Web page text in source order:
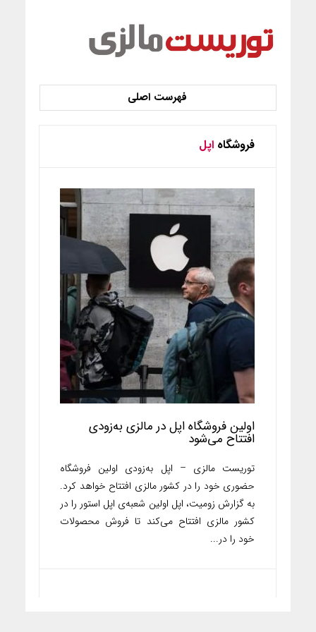
فروشگاه اپل
اولین فروشگاه اپل در مالزی به‌زودی
افتتاح می‌شود
توریست مالزی – اپل به‌زودی اولین فروشگاه
حضوری خود را در کشور مالزی افتتاح خواهد کرد.
به گزارش زومیت، اپل اولین شعبه‌ی اپل استور را در
کشور مالزی افتتاح می‌کند تا فروش محصولات
خود را در...